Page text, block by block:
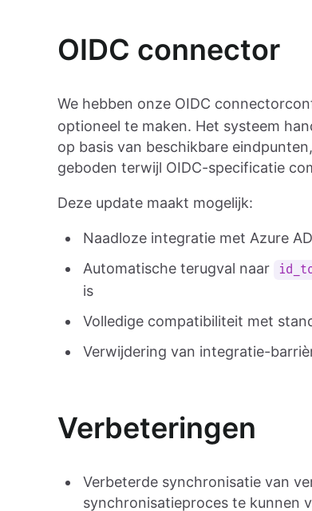
OIDC connector
We hebben onze OIDC
optioneel te maken. Het systeem
op basis van beschikbare
geboden terwijl OIDC-specificatie
Deze update maakt mogelijk:
Naadloze integratie met Azure
Automatische terugval naar
is
Volledige compatibiliteit met
Verwijdering van integratie-
Verbeteringen
Verbeterde synchronisatie van
synchronisatieproces te kunnen